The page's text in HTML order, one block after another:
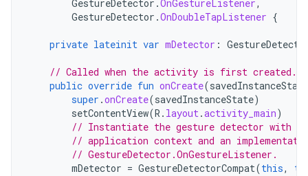
GestureDetector .OnGestureListener,
GestureDetector .OnDoubleTapListener {
private lateinit var mDetector :
// Called when the activity is first created.
public override fun onCreate(savedInstanceState
super .onCreate(savedInstanceState)
setContentView(R . layout.activity_main)
// Instantiate the gesture detector with
// application context and an
// GestureDetector.OnGestureListener.
mDetector = GestureDetectorCompat(this,